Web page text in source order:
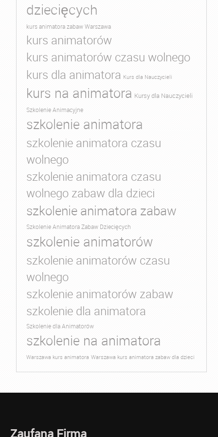
dziecięcych
kurs animatora zabaw Warszawa
kurs animatorów
kurs animatorów czasu wolnego
kurs dla animatora Kurs dla Nauczycieli
kurs na animatora Kursy dla Nauczycieli
Szkolenie Animacyjne
szkolenie animatora
szkolenie animatora czasu
wolnego
szkolenie animatora czasu
wolnego zabaw dla dzieci
szkolenie animatora zabaw
Szkolenie Animatora Zabaw Dziecięcych
szkolenie animatorów
szkolenie animatorów czasu
wolnego
szkolenie animatorów zabaw
szkolenie dla animatora
Szkolenie dla Animatorów
szkolenie na animatora
Warszawa kurs animatora Warszawa kurs animatora zabaw dla dzieci
Zaufana Firma